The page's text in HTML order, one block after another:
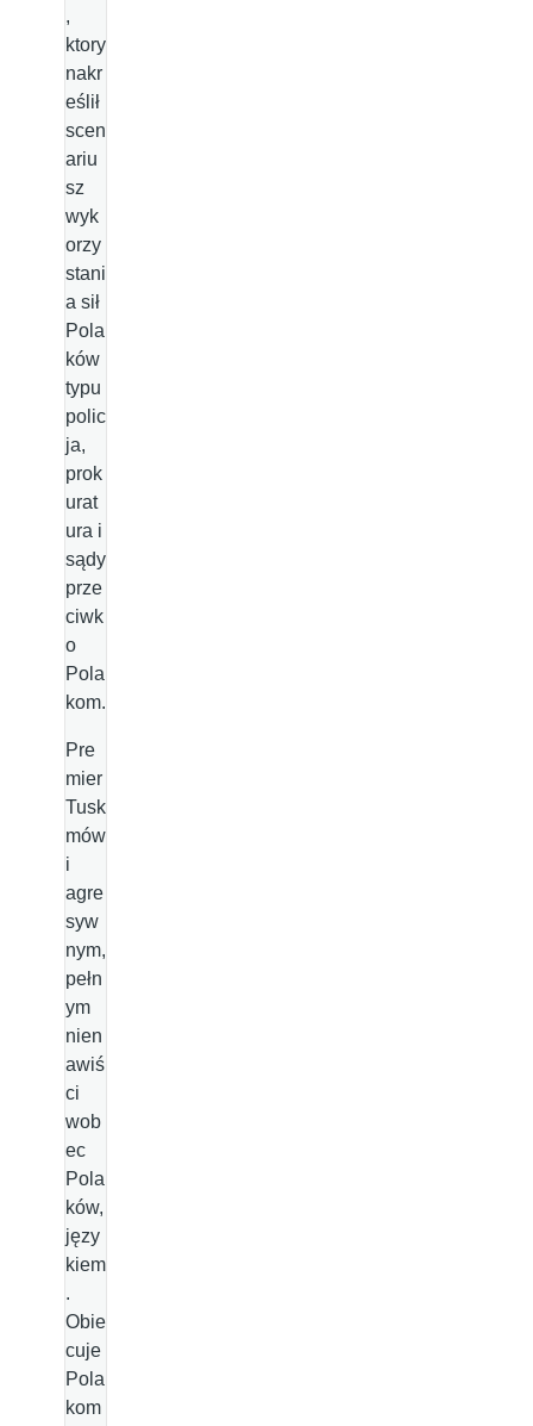
,
ktory
nakr
eślił
scen
ariu
sz
wyk
orzy
stani
a sił
Pola
ków
typu
polic
ja,
prok
urat
ura i
sądy
prze
ciwk
o
Pola
kom.
Pre
mier
Tusk
mów
i
agre
syw
nym,
pełn
ym
nien
awiś
ci
wob
ec
Pola
ków,
języ
kiem
.
Obie
cuje
Pola
kom